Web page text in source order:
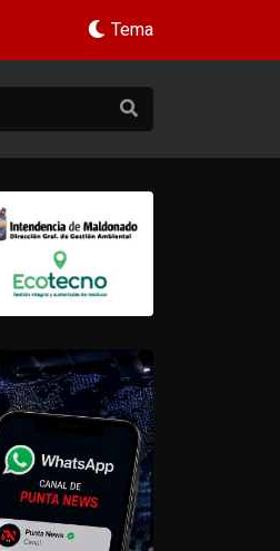
Tema